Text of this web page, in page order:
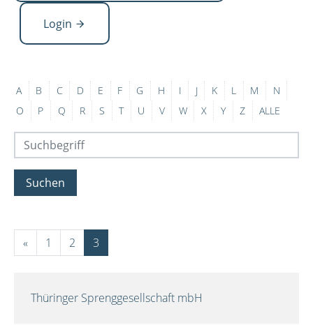
Login
A B C D E F G H I J K L M
N
O
P Q R S T U V W X Y Z ALLE
Suchen
« 1 2 3
Thüringer Sprenggesellschaft mbH